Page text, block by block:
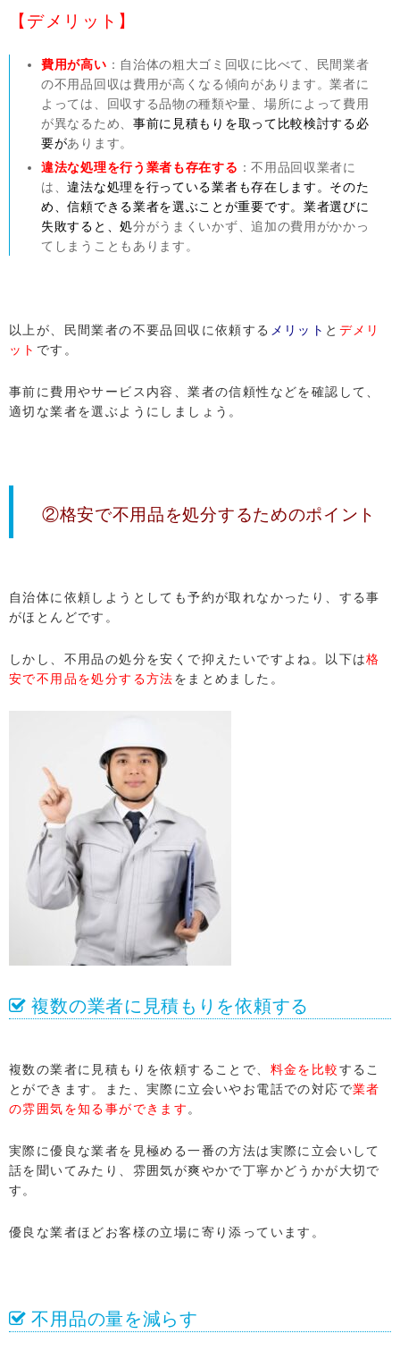
【デメリット】
費用が高い ：自治体の粗大ゴミ回収に比べて、民間業者
の不用品回収は費用が高くなる傾向があります。業者に
よっては、回収する品物の種類や量、場所によって費用
が異なるため、 事前に見積もりを取って比較検討する必
要があります。
違法な処理を行う業者も存在する ：不用品回収業者に
は、違法な処理を行っている業者も存在します。そのた
め、信頼できる業者を選ぶことが重要です。業者選びに
失敗すると、処分がうまくいかず、追加の費用がかかっ
てしまうこともあります。
以上が、民間業者の不要品回収に依頼する メリット と デメリ
ット です。
事前に費用やサービス内容、業者の信頼性などを確認して、
適切な業者を選ぶようにしましょう。
②格安で不用品を処分するためのポイント
自治体に依頼しようとしても予約が取れなかったり、する事
がほとんどです。
しかし、不用品の処分を安くで抑えたいですよね。以下は格
安で不用品を処分する方法をまとめました。
複数の業者に見積もりを依頼する
複数の業者に見積もりを依頼することで、 料金を比較するこ
とができます。また、実際に立会いやお電話での対応で業者
の雰囲気を知る事ができます 。
実際に優良な業者を見極める一番の方法は実際に立会いして
話を聞いてみたり、雰囲気が爽やかで丁寧かどうかが大切で
す。
優良な業者ほどお客様の立場に寄り添っています。
不用品の量を減らす